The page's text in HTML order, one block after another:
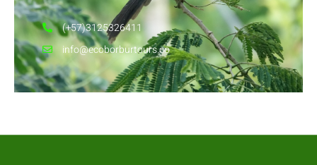
(+57)3125326411
info@ecoborburtours.co